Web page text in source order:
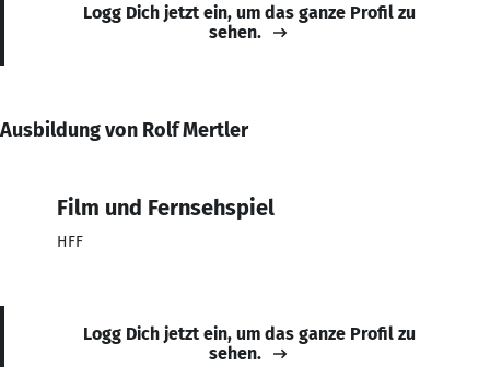
Logg Dich jetzt ein, um das ganze Profil zu
sehen.
Ausbildung von Rolf Mertler
Film und Fernsehspiel
HFF
Logg Dich jetzt ein, um das ganze Profil zu
sehen.